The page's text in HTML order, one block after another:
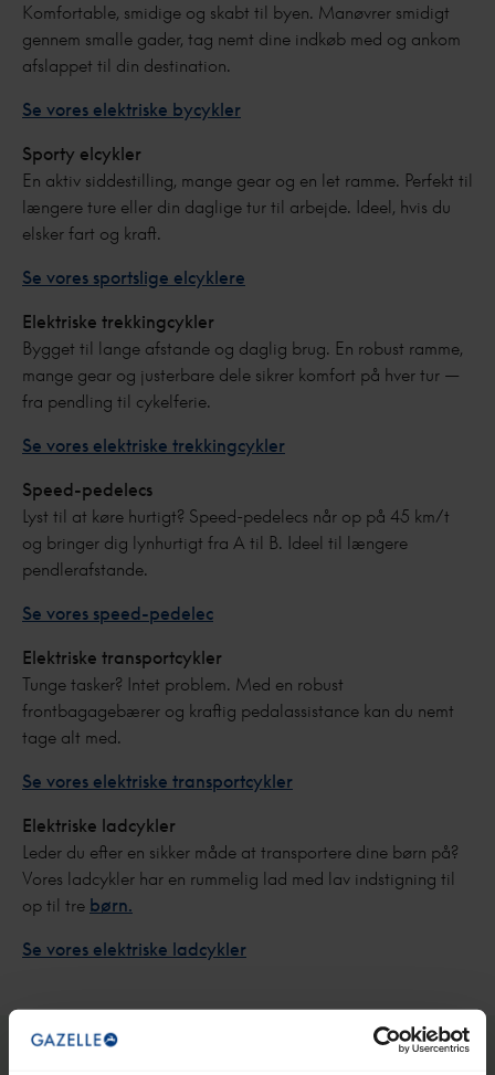
Komfortable, smidige og skabt til byen. Manøvrer smidigt
gennem smalle gader, tag nemt dine indkøb med og ankom
afslappet til din destination.
Se vores elektriske bycykler
Sporty elcykler
En aktiv siddestilling, mange gear og en let ramme. Perfekt til
længere ture eller din daglige tur til arbejde. Ideel, hvis du
elsker fart og kraft.
Se vores sportslige elcyklere
Elektriske trekkingcykler
Bygget til lange afstande og daglig brug. En robust ramme,
mange gear og justerbare dele sikrer komfort på hver tur —
fra pendling til cykelferie.
Se vores elektriske trekkingcykler
Speed-pedelecs
Lyst til at køre hurtigt? Speed-pedelecs når op på 45 km/t
og bringer dig lynhurtigt fra A til B. Ideel til længere
pendlerafstande.
Se vores speed-pedelec
Elektriske transportcykler
Tunge tasker? Intet problem. Med en robust
frontbagagebærer og kraftig pedalassistance kan du nemt
tage alt med.
Se vores elektriske transportcykler
Elektriske ladcykler
Leder du efter en sikker måde at transportere dine børn på?
Vores ladcykler har en rummelig lad med lav indstigning til
op til tre børn.
Se vores elektriske ladcykler